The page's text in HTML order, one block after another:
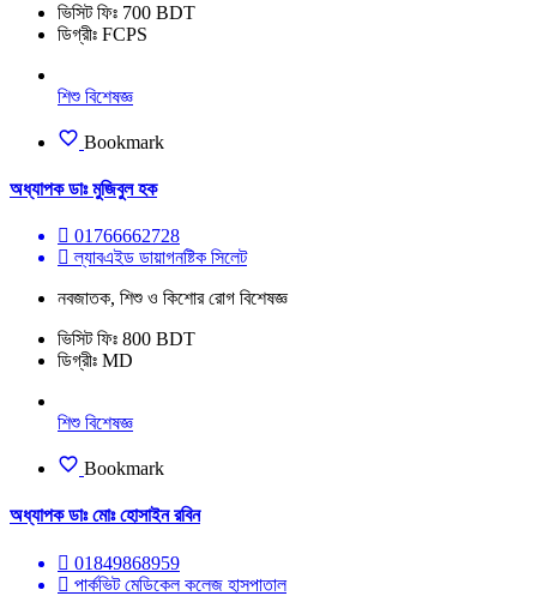
ভিসিট ফিঃ 700 BDT
ডিগ্রীঃ FCPS
শিশু বিশেষজ্ঞ
Bookmark
অধ্যাপক ডাঃ মুজিবুল হক
01766662728
ল্যাবএইড ডায়াগনষ্টিক সিলেট
নবজাতক, শিশু ও কিশোর রোগ বিশেষজ্ঞ
ভিসিট ফিঃ 800 BDT
ডিগ্রীঃ MD
শিশু বিশেষজ্ঞ
Bookmark
অধ্যাপক ডাঃ মোঃ হোসাইন রবিন
01849868959
পার্কভিট মেডিকেল কলেজ হাসপাতাল